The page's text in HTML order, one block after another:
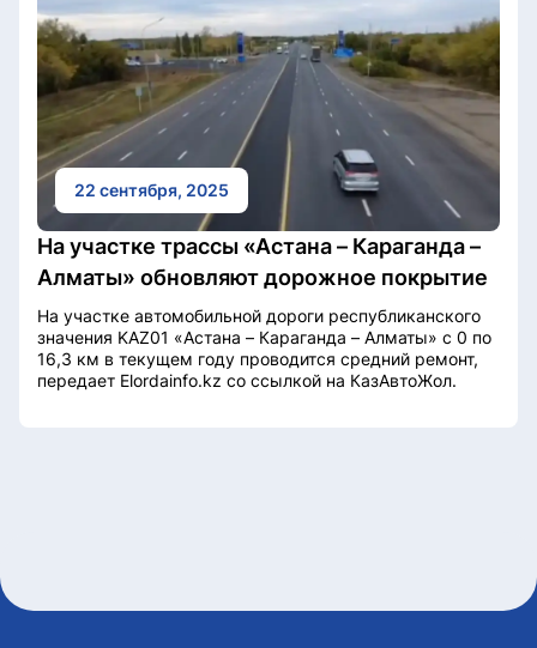
22 сентября, 2025
На участке трассы «Астана – Караганда –
Алматы» обновляют дорожное покрытие
На участке автомобильной дороги республиканского
значения KAZ01 «Астана – Караганда – Алматы» с 0 по
16,3 км в текущем году проводится средний ремонт,
передает Elordainfo.kz со ссылкой на КазАвтоЖол.